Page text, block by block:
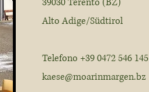
Alto Adige/Südtirol
Telefono +39 0472 546 145
kaese@moarinmargen.bz